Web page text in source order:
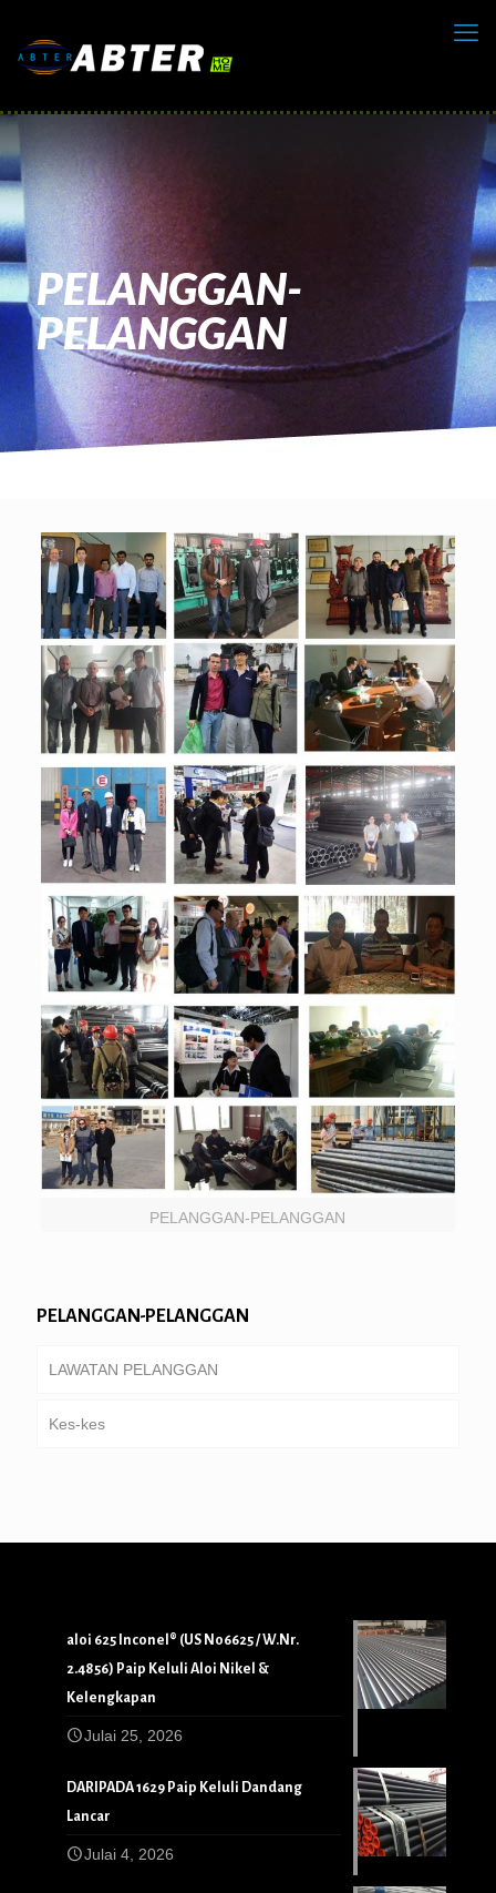
PELANGGAN-
PELANGGAN
PELANGGAN-PELANGGAN
PELANGGAN-PELANGGAN
LAWATAN PELANGGAN
Kes-kes
aloi 625 Inconel® (US N06625 / W.Nr.
2.4856) Paip Keluli Aloi Nikel &
Kelengkapan
Julai 25, 2026
DARIPADA 1629 Paip Keluli Dandang
Lancar
Julai 4, 2026